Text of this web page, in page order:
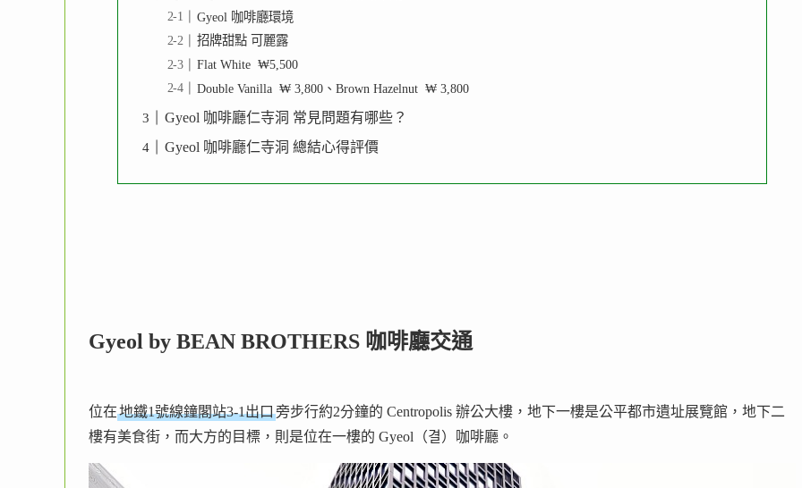
Gyeol 咖啡廳環境
招牌甜點 可麗露
Flat White ₩5,500
Double Vanilla ₩ 3,800、Brown Hazelnut ₩ 3,800
Gyeol 咖啡廳仁寺洞 常見問題有哪些？
Gyeol 咖啡廳仁寺洞 總結心得評價
Gyeol by BEAN BROTHERS 咖啡廳交通
位在地鐵1號線鐘閣站3-1出口旁步行約2分鐘的 Centropolis 辦公大樓，地下一樓是公平都市遺址展覽館，地下二
樓有美食街，而大方的目標，則是位在一樓的 Gyeol（결）咖啡廳。